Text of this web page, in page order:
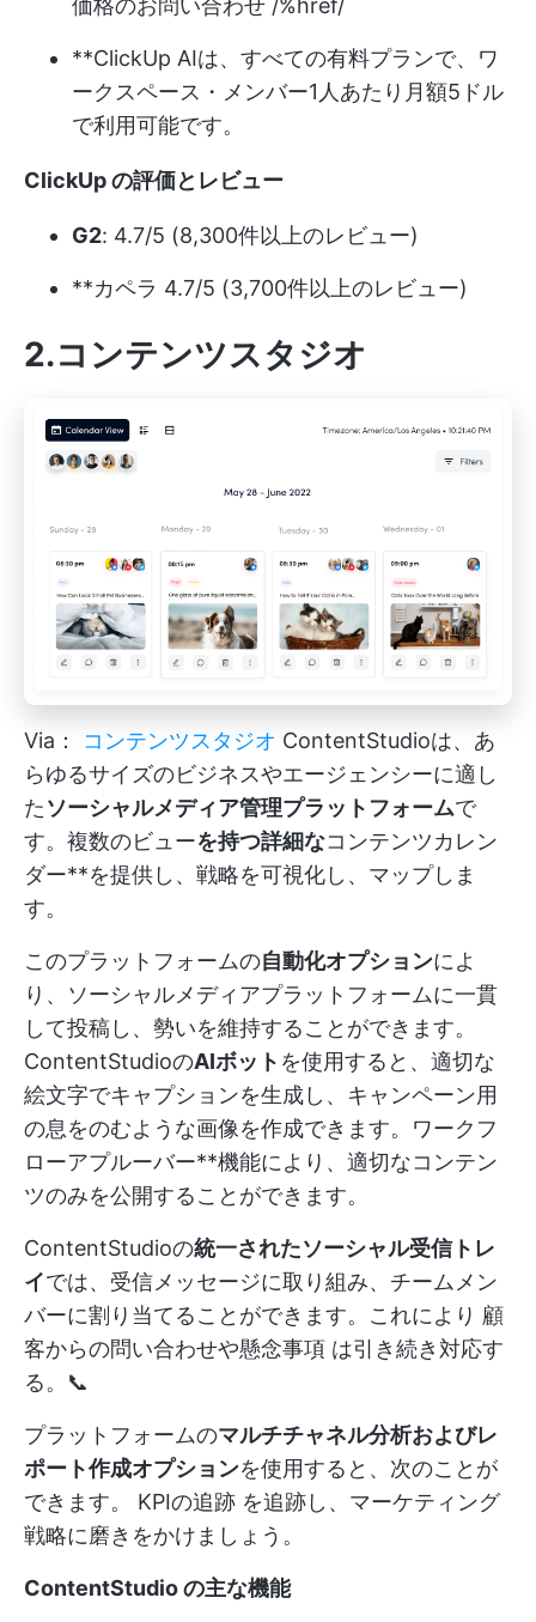
**ClickUp AIは、すべての有料プランで、ワ
ークスペース・メンバー1人あたり月額5ドル
で利用可能です。
ClickUp の評価とレビュー
G2: 4.7/5 (8,300件以上のレビュー)
**カペラ 4.7/5 (3,700件以上のレビュー)
2.コンテンツスタジオ
Via： コンテンツスタジオ ContentStudioは、あ
らゆるサイズのビジネスやエージェンシーに適し
たソーシャルメディア管理プラットフォームで
す。複数のビューを持つ詳細なコンテンツカレン
ダー**を提供し、戦略を可視化し、マップしま
す。
このプラットフォームの自動化オプションによ
り、ソーシャルメディアプラットフォームに一貫
して投稿し、勢いを維持することができます。
ContentStudioのAIボット を使用すると、適切な
絵文字でキャプションを生成し、キャンペーン用
の息をのむような画像を作成できます。ワークフ
ローアプルーバー**機能により、適切なコンテン
ツのみを公開することができます。
ContentStudioの統一されたソーシャル受信トレ
イでは、受信メッセージに取り組み、チームメン
バーに割り当てることができます。これにより 顧
客からの問い合わせや懸念事項 は引き続き対応す
る。📞
プラットフォームのマルチチャネル分析およびレ
ポート作成オプションを使用すると、次のことが
できます。 KPIの追跡 を追跡し、マーケティング
戦略に磨きをかけましょう。
ContentStudio の主な機能